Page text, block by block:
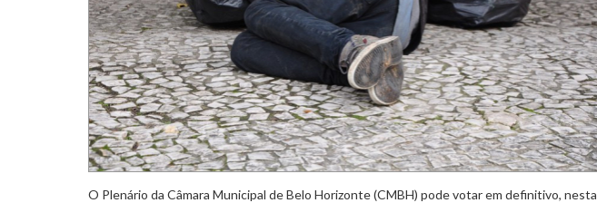
O Plenário da Câmara Municipal de Belo Horizonte (CMBH) pode votar em definitivo, nesta